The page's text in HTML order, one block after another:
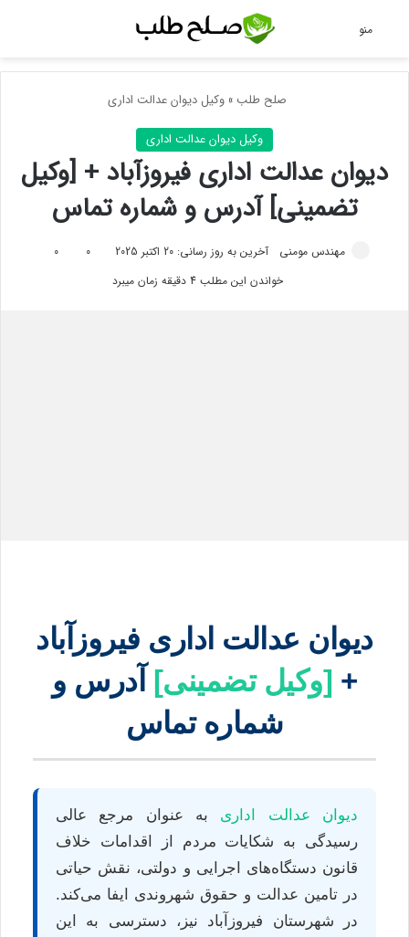
منو
صلح طلب » وکیل دیوان عدالت اداری
وکیل دیوان عدالت اداری
دیوان عدالت اداری فیروزآباد + [وکیل
تضمینی] آدرس و شماره تماس
مهندس مومنی آخرین به روز رسانی: 20 اکتبر 2025 0
0
خواندن این مطلب 4 دقیقه زمان میبرد
دیوان عدالت اداری فیروزآباد
+ [وکیل تضمینی] آدرس و
شماره تماس
دیوان عدالت اداری به عنوان مرجع عالی
رسیدگی به شکایات مردم از اقدامات خلاف
قانون دستگاه‌های اجرایی و دولتی، نقش حیاتی
در تامین عدالت و حقوق شهروندی ایفا می‌کند.
در شهرستان فیروزآباد نیز، دسترسی به این